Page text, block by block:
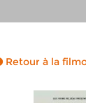
Retour à la